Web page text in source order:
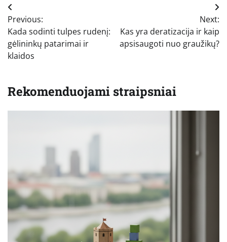
Navigacija
tarp
įrašų
Previous:
Kada sodinti tulpes rudenį:
gėlininkų patarimai ir
klaidos
Next:
Kas yra deratizacija ir kaip
apsisaugoti nuo graužikų?
Rekomenduojami straipsniai